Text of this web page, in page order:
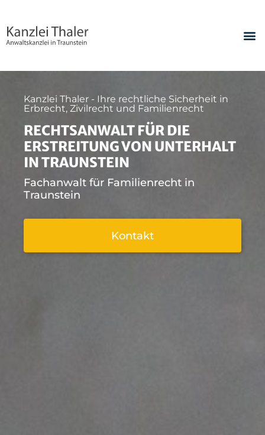
Kanzlei Thaler - Ihre rechtliche Sicherheit in
Erbrecht, Zivilrecht und Familienrecht
RECHTSANWALT FÜR DIE
ERSTREITUNG VON UNTERHALT
IN TRAUNSTEIN
Fachanwalt für Familienrecht in
Traunstein
Kontakt